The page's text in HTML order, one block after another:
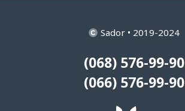
Sador • 2019-2024
(068) 576-99-90
(066) 576-99-90